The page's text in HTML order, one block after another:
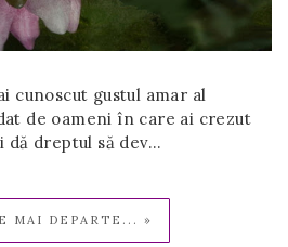
cunoscut gustul amar al
de oameni în care ai crezut
dreptul să dev…
MAI DEPARTE... »